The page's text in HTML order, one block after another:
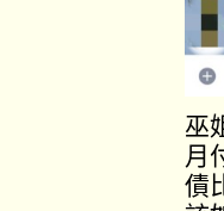
巫
月
債